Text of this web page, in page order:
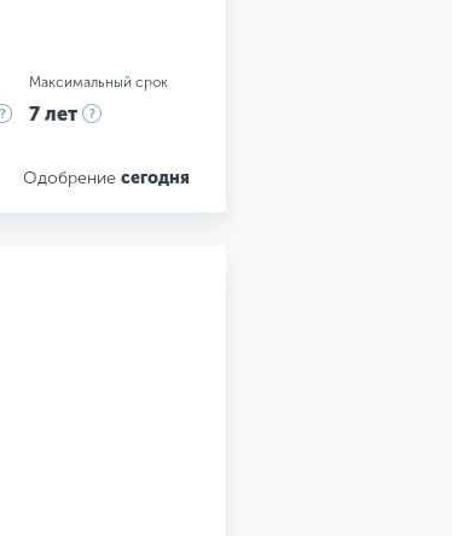
Максимальный срок
7 лет
Одобрение сегодня